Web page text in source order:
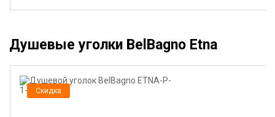
Душевые уголки BelBagno Etna
Скидка